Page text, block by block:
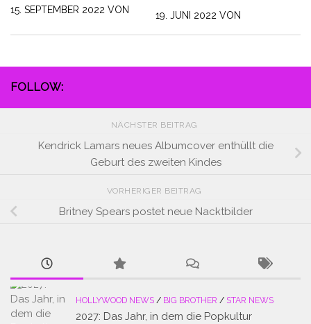
15. SEPTEMBER 2022 VON
19. JUNI 2022 VON
FOLLOW:
NÄCHSTER BEITRAG
Kendrick Lamars neues Albumcover enthüllt die
Geburt des zweiten Kindes
VORHERIGER BEITRAG
Britney Spears postet neue Nacktbilder
HOLLYWOOD NEWS / BIG BROTHER / STAR NEWS
2027: Das Jahr, in dem die Popkultur